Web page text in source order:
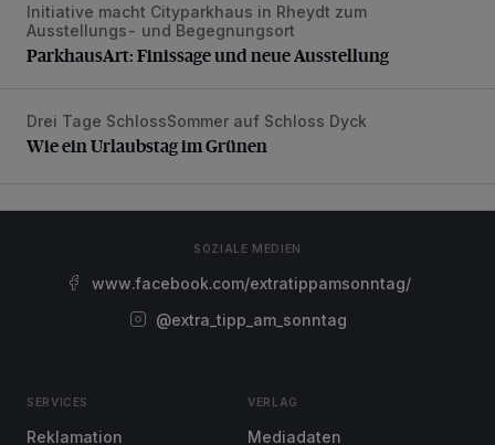
ParkhausArt: Finissage und neue Ausstellung
Initiative macht Cityparkhaus in Rheydt zum
Ausstellungs- und Begegnungsort
ParkhausArt: Finissage und neue Ausstellung
Wie ein Urlaubstag im Grünen
Drei Tage SchlossSommer auf Schloss Dyck
Wie ein Urlaubstag im Grünen
SOZIALE MEDIEN
www.facebook.com/extratippamsonntag/
@extra_tipp_am_sonntag
SERVICES
Reklamation
VERLAG
Mediadaten